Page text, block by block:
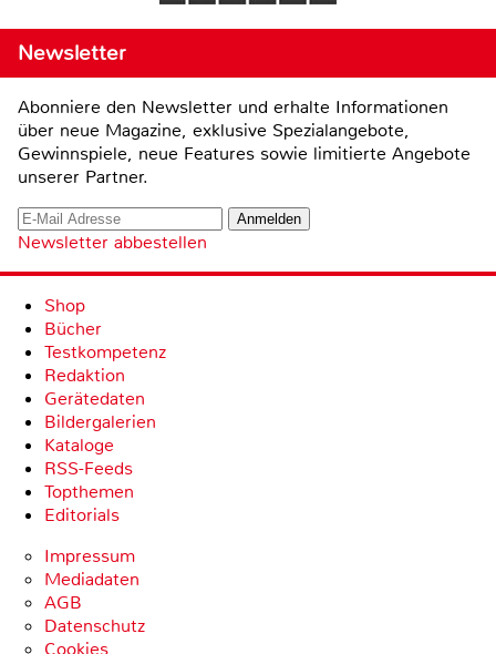
Newsletter
Abonniere den Newsletter und erhalte Informationen
über neue Magazine, exklusive Spezialangebote,
Gewinnspiele, neue Features sowie limitierte Angebote
unserer Partner.
Newsletter abbestellen
Shop
Bücher
Testkompetenz
Redaktion
Gerätedaten
Bildergalerien
Kataloge
RSS-Feeds
Topthemen
Editorials
Impressum
Mediadaten
AGB
Datenschutz
Cookies